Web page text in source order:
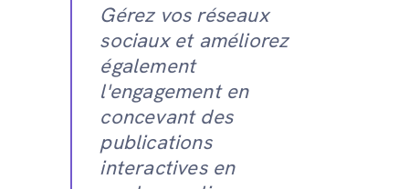
Gérez vos réseaux
sociaux et améliorez
également
l'engagement en
concevant des
publications
interactives en